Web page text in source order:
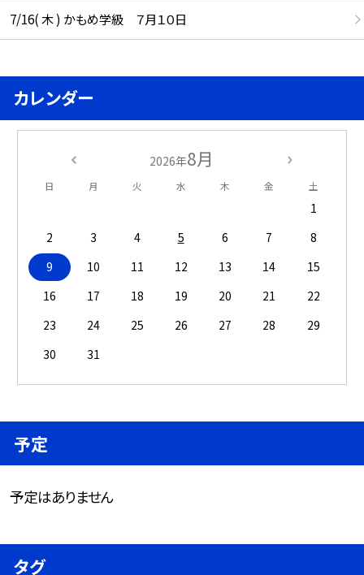
7/16( 木 ) かもめ学級 ７月１０日
カレンダー
2026年8月
日 月 火 水 木 金 土
1
2
3 4 5 6 7
8
9
10 11 12 13 14
15
16
17 18 19 20 21
22
23
24 25 26 27 28
29
30
31
予定
予定はありません
タグ